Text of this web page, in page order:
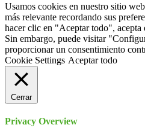
Usamos cookies en nuestro sitio
más relevante recordando sus
hacer clic en "Aceptar todo",
Sin embargo, puede visitar
proporcionar un consentimiento
Cookie Settings Aceptar todo
Cerrar
Privacy Overview